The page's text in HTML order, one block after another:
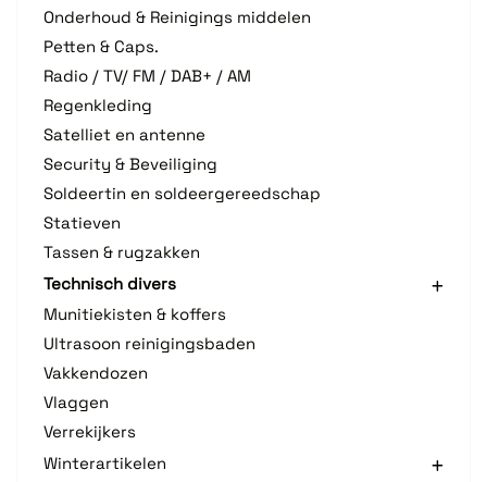
Onderhoud & Reinigings middelen
Petten & Caps.
Radio / TV/ FM / DAB+ / AM
Regenkleding
Satelliet en antenne
Security & Beveiliging
Soldeertin en soldeergereedschap
Statieven
Tassen & rugzakken
Technisch divers
Munitiekisten & koffers
Ultrasoon reinigingsbaden
Vakkendozen
Vlaggen
Verrekijkers
Winterartikelen